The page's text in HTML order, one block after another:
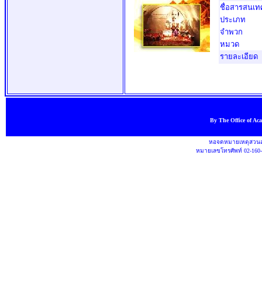
ชื่อสารสนเท
ประเภท
จำพวก
หมวด
รายละเอียด
By The Office of
หอจดหมายเหตุสว
หมายเลขโทรศัพท์ 02-160-